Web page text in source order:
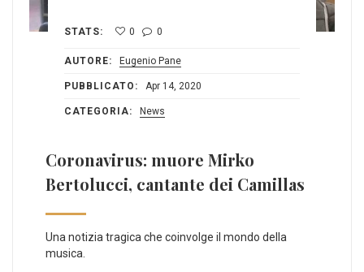
STATS: 0 0
AUTORE: Eugenio Pane
PUBBLICATO: Apr 14, 2020
CATEGORIA: News
Coronavirus: muore Mirko
Bertolucci, cantante dei Camillas
Una notizia tragica che coinvolge il mondo della
musica.